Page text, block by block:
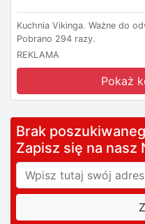
Kuchnia Vikinga. Ważne do
Pobrano 294 razy.
REKLAMA
Pokaż
Brak
Zapisz się na nasz